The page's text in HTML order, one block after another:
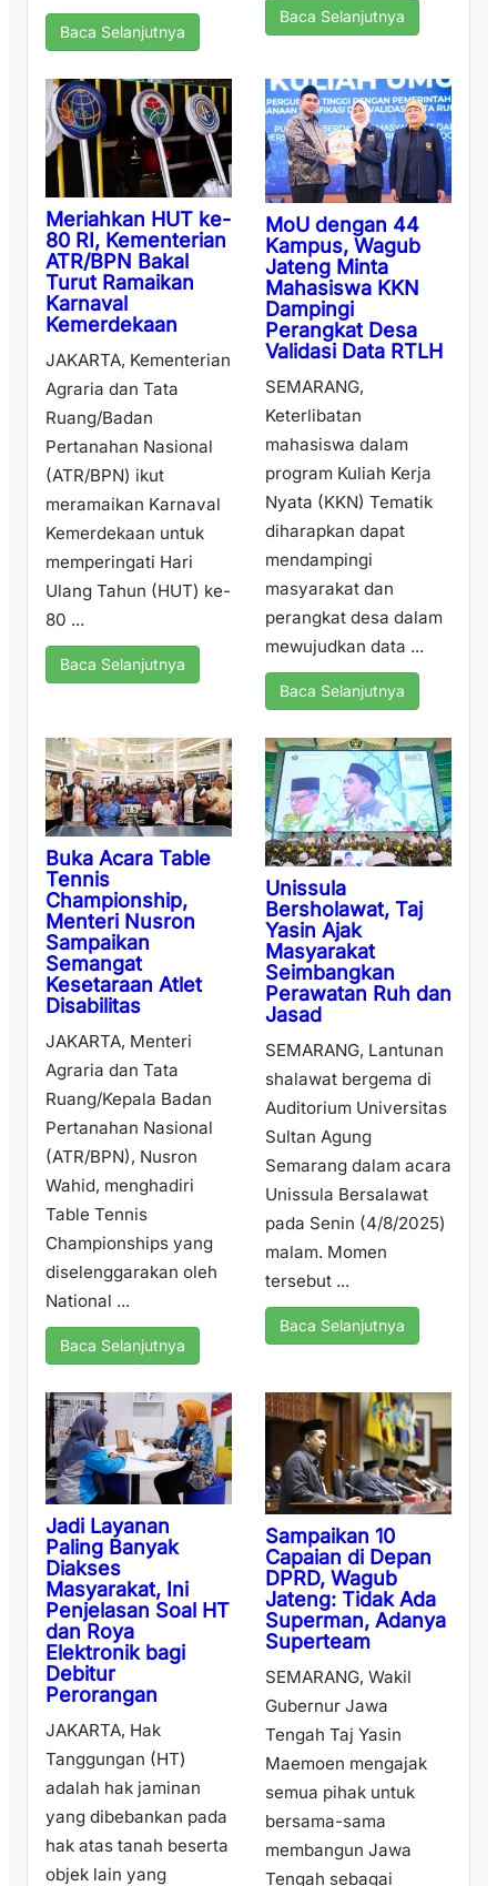
Baca Selanjutnya
Baca Selanjutnya
Meriahkan HUT ke-
80 RI, Kementerian
ATR/BPN Bakal
Turut Ramaikan
Karnaval
Kemerdekaan
JAKARTA, Kementerian
Agraria dan Tata
Ruang/Badan
Pertanahan Nasional
(ATR/BPN) ikut
meramaikan Karnaval
Kemerdekaan untuk
memperingati Hari
Ulang Tahun (HUT) ke-
80 ...
Baca Selanjutnya
MoU dengan 44
Kampus, Wagub
Jateng Minta
Mahasiswa KKN
Dampingi
Perangkat Desa
Validasi Data RTLH
SEMARANG,
Keterlibatan
mahasiswa dalam
program Kuliah Kerja
Nyata (KKN) Tematik
diharapkan dapat
mendampingi
masyarakat dan
perangkat desa dalam
mewujudkan data ...
Baca Selanjutnya
Buka Acara Table
Tennis
Championship,
Menteri Nusron
Sampaikan
Semangat
Kesetaraan Atlet
Disabilitas
JAKARTA, Menteri
Agraria dan Tata
Ruang/Kepala Badan
Pertanahan Nasional
(ATR/BPN), Nusron
Wahid, menghadiri
Table Tennis
Championships yang
diselenggarakan oleh
National ...
Baca Selanjutnya
Unissula
Bersholawat, Taj
Yasin Ajak
Masyarakat
Seimbangkan
Perawatan Ruh dan
Jasad
SEMARANG, Lantunan
shalawat bergema di
Auditorium Universitas
Sultan Agung
Semarang dalam acara
Unissula Bersalawat
pada Senin (4/8/2025)
malam. Momen
tersebut ...
Baca Selanjutnya
Jadi Layanan
Paling Banyak
Diakses
Masyarakat, Ini
Penjelasan Soal HT
dan Roya
Elektronik bagi
Debitur
Perorangan
JAKARTA, Hak
Tanggungan (HT)
adalah hak jaminan
yang dibebankan pada
hak atas tanah beserta
objek lain yang
Sampaikan 10
Capaian di Depan
DPRD, Wagub
Jateng: Tidak Ada
Superman, Adanya
Superteam
SEMARANG, Wakil
Gubernur Jawa
Tengah Taj Yasin
Maemoen mengajak
semua pihak untuk
bersama-sama
membangun Jawa
Tengah sebagai